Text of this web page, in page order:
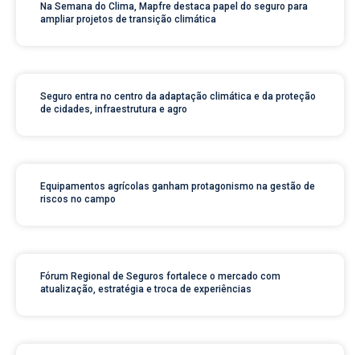
Na Semana do Clima, Mapfre destaca papel do seguro para
ampliar projetos de transição climática
Seguro entra no centro da adaptação climática e da proteção
de cidades, infraestrutura e agro
Equipamentos agrícolas ganham protagonismo na gestão de
riscos no campo
Fórum Regional de Seguros fortalece o mercado com
atualização, estratégia e troca de experiências